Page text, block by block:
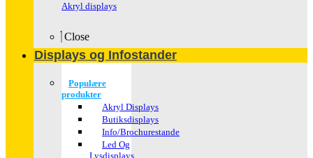
Akryl displays
Close
Displays og Infostander
Populære
produkter
Akryl Displays
Butiksdisplays
Info/Brochurestande
Led Og